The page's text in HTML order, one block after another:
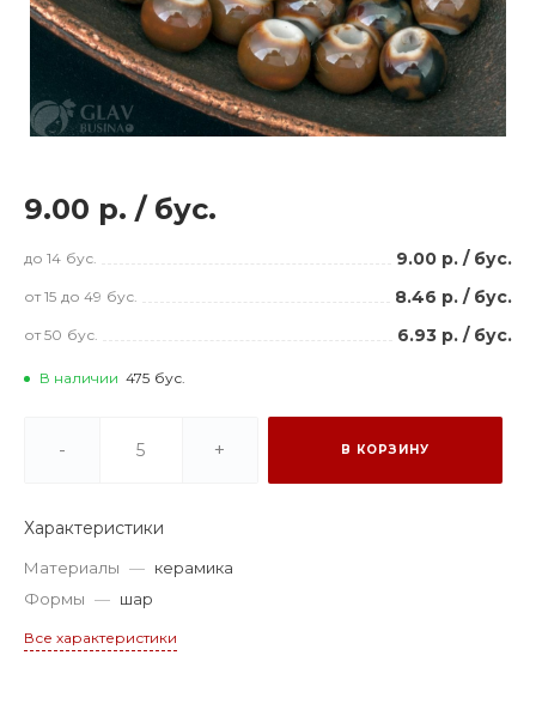
9.00 р. / бус.
до 14 бус. 9.00 р. / бус.
от 15 до 49 бус. 8.46 р. / бус.
от 50 бус. 6.93 р. / бус.
В наличии 475 бус.
- + В КОРЗИНУ
Характеристики
Материалы — керамика
Формы — шар
Все характеристики